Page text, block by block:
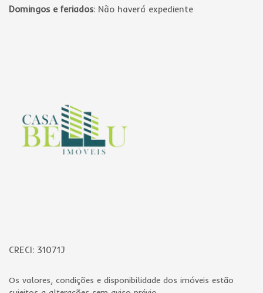
Domingos e feriados: Não haverá expediente
CRECI: 31071J
Os valores, condições e disponibilidade dos imóveis estão